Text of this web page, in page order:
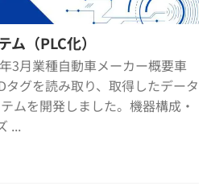
（PLC化）
3月業種自動車メーカー概要車
タグを読み取り、取得したデータ
ムを開発しました。機器構成・
...